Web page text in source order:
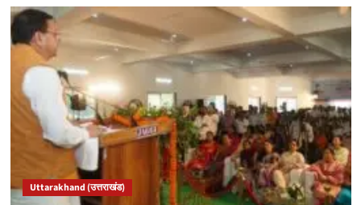
Uttarakhand (उत्तराखंड)